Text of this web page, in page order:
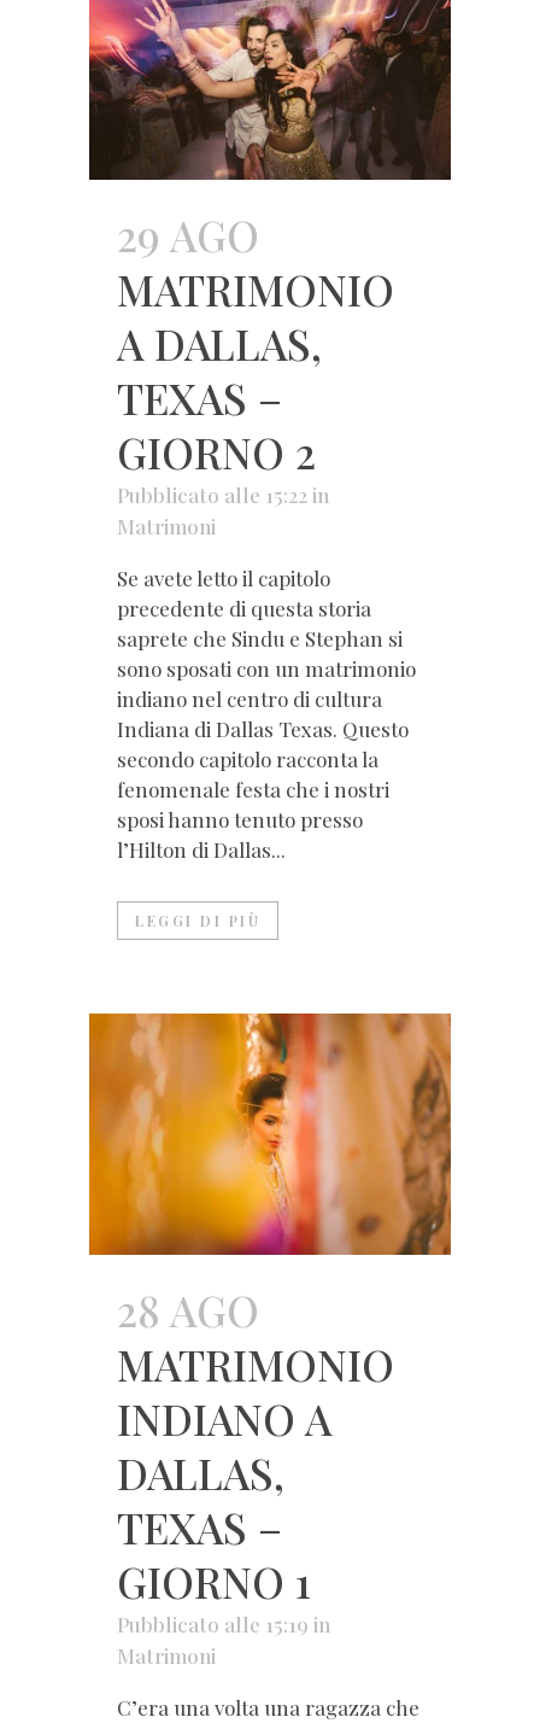
29 AGO
MATRIMONIO
A DALLAS,
TEXAS –
GIORNO 2
Pubblicato alle 15:22in
Matrimoni
Se avete letto il capitolo
precedente di questa storia
saprete che Sindu e Stephan si
sono sposati con un matrimonio
indiano nel centro di cultura
Indiana di Dallas Texas. Questo
secondo capitolo racconta la
fenomenale festa che i nostri
sposi hanno tenuto presso
l’Hilton di Dallas...
LEGGI DI PIÙ
28 AGO
MATRIMONIO
INDIANO A
DALLAS,
TEXAS –
GIORNO 1
Pubblicato alle 15:19 in
Matrimoni
C’era una volta una ragazza che